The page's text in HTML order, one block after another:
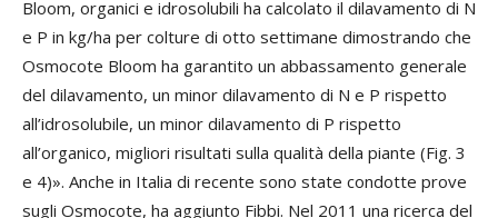
Bloom, organici e idrosolubili ha calcolato il dilavamento di N
e P in kg/ha per colture di otto settimane dimostrando che
Osmocote Bloom ha garantito un abbassamento generale
del dilavamento, un minor dilavamento di N e P rispetto
all’idrosolubile, un minor dilavamento di P rispetto
all’organico, migliori risultati sulla qualità della piante (Fig. 3
e 4)». Anche in Italia di recente sono state condotte prove
sugli Osmocote, ha aggiunto Fibbi. Nel 2011 una ricerca del